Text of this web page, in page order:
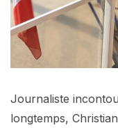
Journaliste
longtemps,